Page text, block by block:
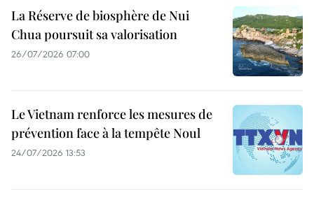
La Réserve de biosphère de Nui
Chua poursuit sa valorisation
26/07/2026 07:00
Le Vietnam renforce les mesures de
prévention face à la tempête Noul
24/07/2026 13:53